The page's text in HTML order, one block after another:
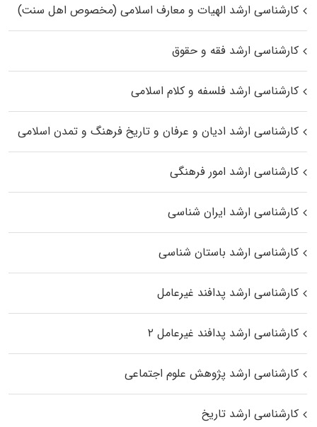
کارشناسی ارشد الهیات و معارف اسلامی (مخصوص اهل سنت)
کارشناسی ارشد فقه و حقوق
کارشناسی ارشد فلسفه و کلام اسلامی
کارشناسی ارشد ادیان و عرفان و تاریخ فرهنگ و تمدن اسلامی
کارشناسی ارشد امور فرهنگی
کارشناسی ارشد ایران شناسی
کارشناسی ارشد باستان شناسی
کارشناسی ارشد پدافند غیرعامل
کارشناسی ارشد پدافند غیرعامل ۲
کارشناسی ارشد پژوهش علوم اجتماعی
کارشناسی ارشد تاریخ